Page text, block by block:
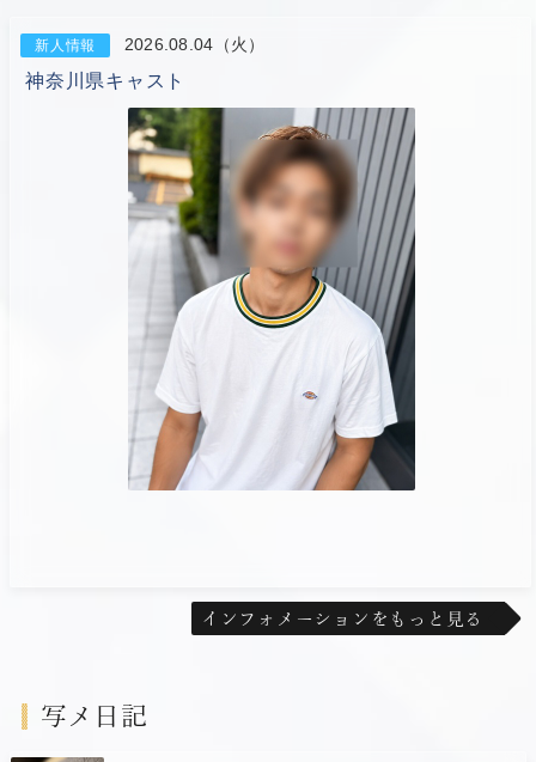
新人情報 2026.08.04（火）
神奈川県キャスト
インフォメーションをもっと見る
写メ日記